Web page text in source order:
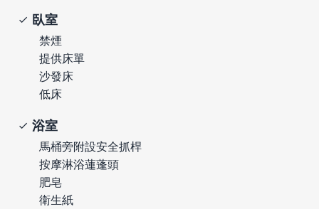
臥室
禁煙
提供床單
沙發床
低床
浴室
馬桶旁附設安全抓桿
按摩淋浴蓮蓬頭
肥皂
衛生紙